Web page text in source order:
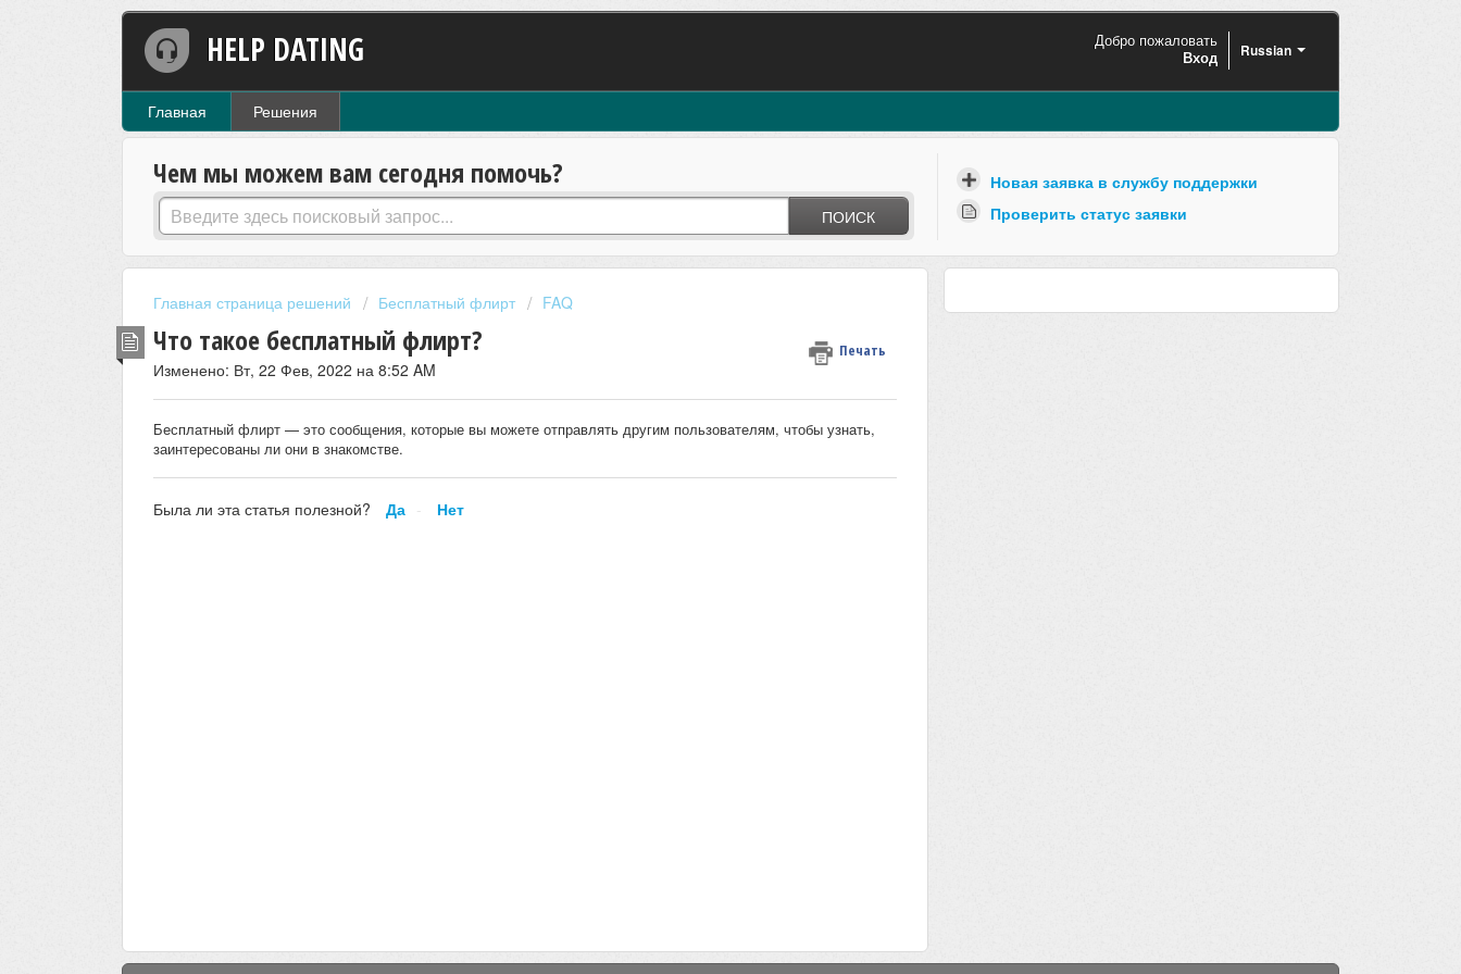
HELP DATING Russian
Добро пожаловать
Вход
Главная Решения
Чем мы можем вам сегодня помочь?
ПОИСК
Новая заявка в службу поддержки
Проверить статус заявки
Главная страница решений Бесплатный флирт FAQ
Что такое бесплатный флирт? Печать
Изменено: Вт, 22 Фев, 2022 на 8:52 AM
Бесплатный флирт — это сообщения, которые вы можете отправлять другим пользователям, чтобы узнать,
заинтересованы ли они в знакомстве.
Была ли эта статья полезной? Да Нет